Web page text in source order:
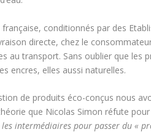
conditionnés par des
directe, chez le
au transport. Sans oublier que
encres, elles aussi naturelles.
de produits éco-conçus nous
que Nicolas Simon réfute
intermédiaires pour passer du «